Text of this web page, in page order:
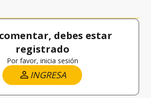
debes estar
registrado
Por favor, inicia sesión
INGRESA